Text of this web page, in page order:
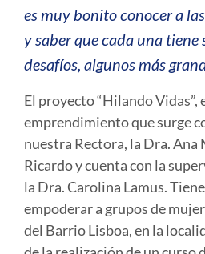
es muy bonito conocer a
y saber que cada una tiene
desafíos, algunos más
El proyecto “Hilando Vidas”,
emprendimiento que surge
nuestra Rectora, la Dra. Ana
Ricardo y cuenta con la
la Dra. Carolina Lamus.
empoderar a grupos de
del Barrio Lisboa, en la